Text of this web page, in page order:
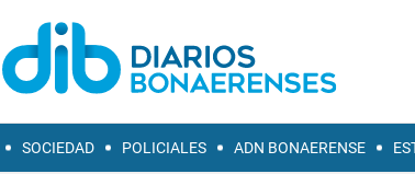
SOCIEDAD POLICIALES ADN BONAERENSE